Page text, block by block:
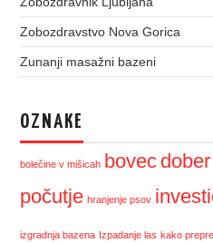
Zobozdravstvo Nova Gorica
Zunanji masažni bazeni
OZNAKE
bolečine v mišicah bovec
počutje hranjenje psov
izgradnja bazena Izpadanje las kako